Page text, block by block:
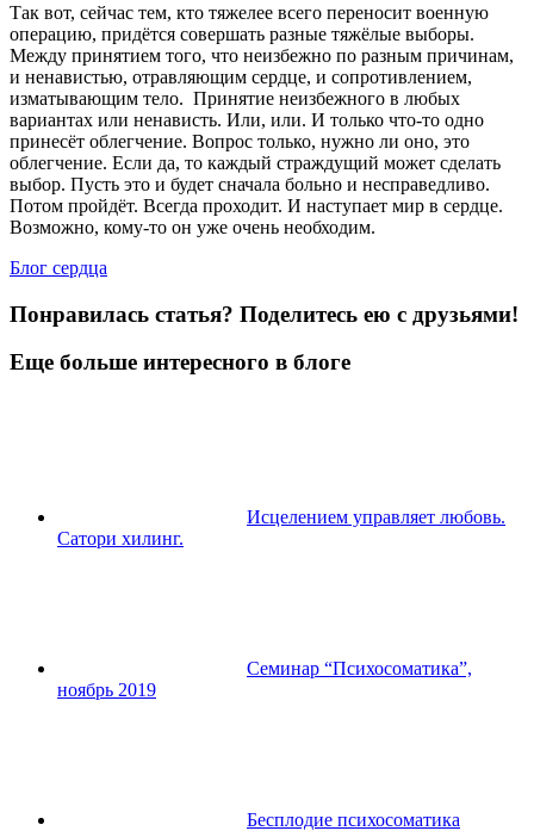
Так вот, сейчас тем, кто тяжелее всего переносит военную
операцию, придётся совершать разные тяжёлые выборы.
Между принятием того, что неизбежно по разным причинам,
и ненавистью, отравляющим сердце, и сопротивлением,
изматывающим тело. Принятие неизбежного в любых
вариантах или ненависть. Или, или. И только что-то одно
принесёт облегчение. Вопрос только, нужно ли оно, это
облегчение. Если да, то каждый страждущий может сделать
выбор. Пусть это и будет сначала больно и несправедливо.
Потом пройдёт. Всегда проходит. И наступает мир в сердце.
Возможно, кому-то он уже очень необходим.
Блог сердца
Понравилась статья? Поделитесь ею с друзьями!
Еще больше интересного в блоге
Исцелением управляет любовь.
Сатори хилинг.
Семинар “Психосоматика”,
ноябрь 2019
Бесплодие психосоматика